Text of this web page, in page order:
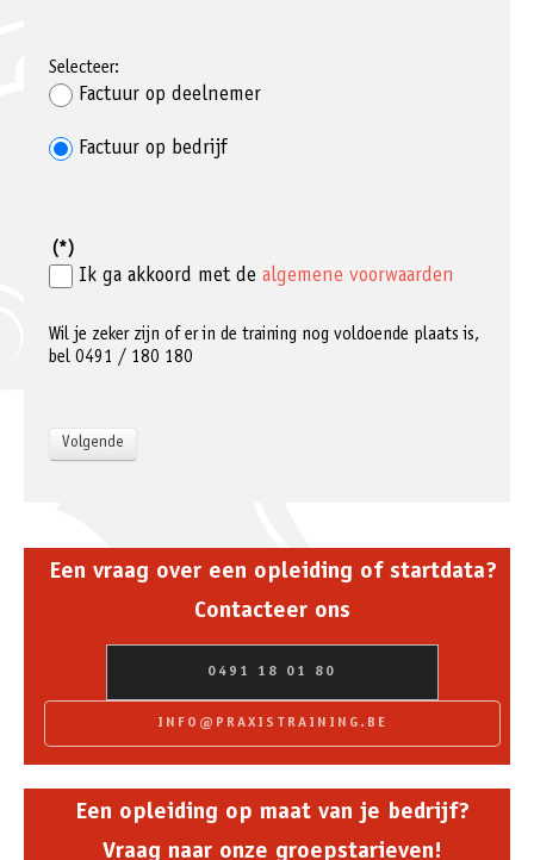
Selecteer:
Factuur op deelnemer
Factuur op bedrijf
(*)
Ik ga akkoord met de algemene voorwaarden
Wil je zeker zijn of er in de training nog voldoende plaats is,
bel 0491 / 180 180
Een vraag over een opleiding of startdata?
Contacteer ons
0491 18 01 80
INFO@PRAXISTRAINING.BE
Een opleiding op maat van je bedrijf?
Vraag naar onze groepstarieven!